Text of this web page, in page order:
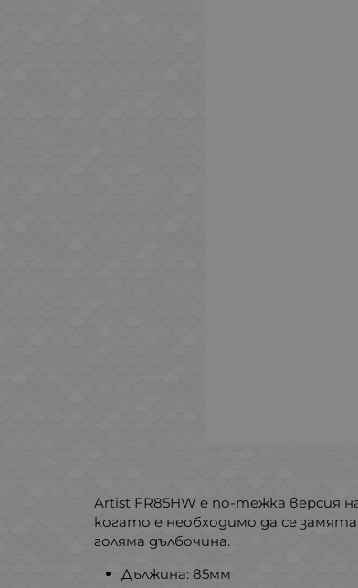
Artist FR85HW е по-тежка версия
когато е необходимо да се
голяма дълбочина.
Дължина: 85мм